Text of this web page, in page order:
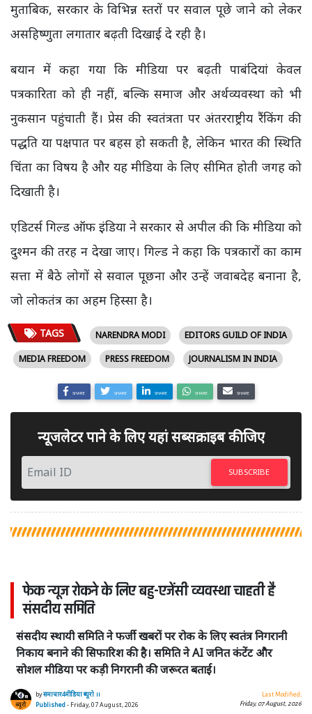
मुताबिक, सरकार के विभिन्न स्तरों पर सवाल पूछे जाने को लेकर
असहिष्णुता लगातार बढ़ती दिखाई दे रही है।
बयान में कहा गया कि मीडिया पर बढ़ती पाबंदियां केवल
पत्रकारिता को ही नहीं, बल्कि समाज और अर्थव्यवस्था को भी
नुकसान पहुंचाती हैं। प्रेस की स्वतंत्रता पर अंतरराष्ट्रीय रैंकिंग की
पद्धति या पक्षपात पर बहस हो सकती है, लेकिन भारत की स्थिति
चिंता का विषय है और यह मीडिया के लिए सीमित होती जगह को
दिखाती है।
एडिटर्स गिल्ड ऑफ इंडिया ने सरकार से अपील की कि मीडिया को
दुश्मन की तरह न देखा जाए। गिल्ड ने कहा कि पत्रकारों का काम
सत्ता में बैठे लोगों से सवाल पूछना और उन्हें जवाबदेह बनाना है,
जो लोकतंत्र का अहम हिस्सा है।
TAGS NARENDRA MODI
EDITORS GUILD OF INDIA
MEDIA FREEDOM
PRESS FREEDOM JOURNALISM IN INDIA
SHARE SHARE SHARE SHARE SHARE
न्यूजलेटर पाने के लिए यहां सब्सक्राइब कीजिए
SUBSCRIBE
फेक न्यूज रोकने के लिए बहु-एजेंसी व्यवस्था चाहती है
संसदीय समिति
संसदीय स्थायी समिति ने फर्जी खबरों पर रोक के लिए स्वतंत्र निगरानी
निकाय बनाने की सिफारिश की है। समिति ने AI जनित कंटेंट और
सोशल मीडिया पर कड़ी निगरानी की जरूरत बताई।
byसमाचार4मीडिया ब्यूरो ।।
Published- Friday, 07 August, 2026
Last Modified:
Friday, 07 August, 2026